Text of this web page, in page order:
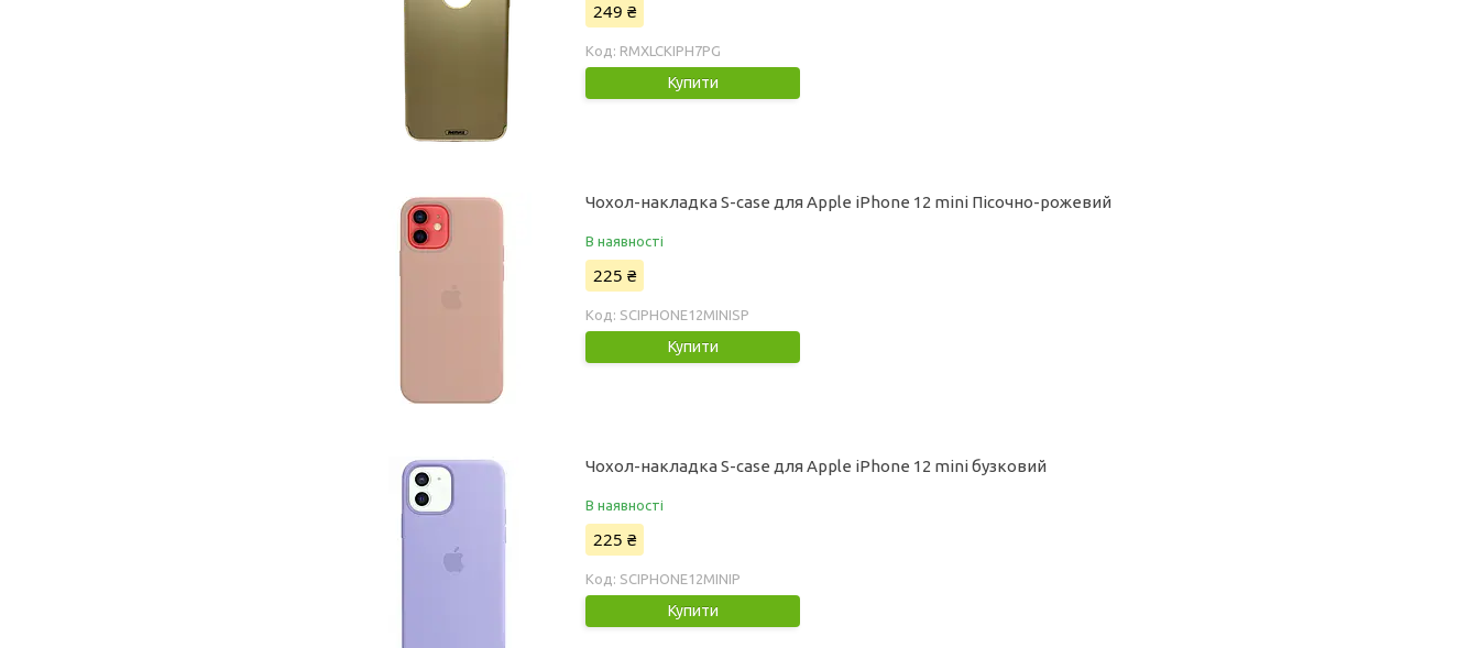
249 ₴
RMXLCKIPH7PG
Купити
Чохол-накладка S-case для Apple iPhone 12 mini Пісочно-рожевий
В наявності
225 ₴
SCIPHONE12MINISP
Купити
Чохол-накладка S-case для Apple iPhone 12 mini бузковий
В наявності
225 ₴
SCIPHONE12MINIP
Купити